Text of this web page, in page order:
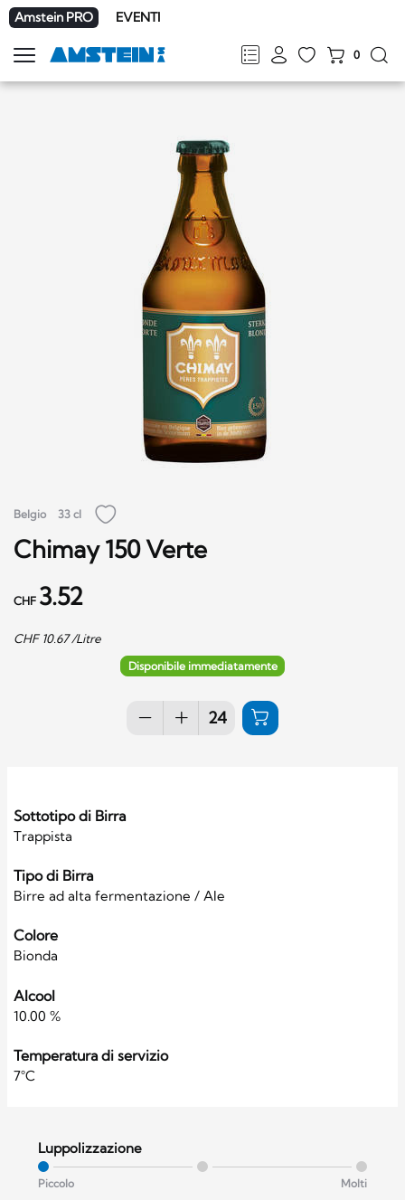
Amstein PRO EVENTI
FRDEENIT
0
Mostra
la
Belgio 33 cl
Chimay 150 Verte
CHF 3.52
CHF 10.67/Litre
Disponibile immediatamente
Sottotipo di Birra
Trappista
Tipo di Birra
Birre ad alta fermentazione / Ale
Colore
Bionda
Alcool
10.00 %
Temperatura di servizio
7°C
Luppolizzazione
Piccolo Molti